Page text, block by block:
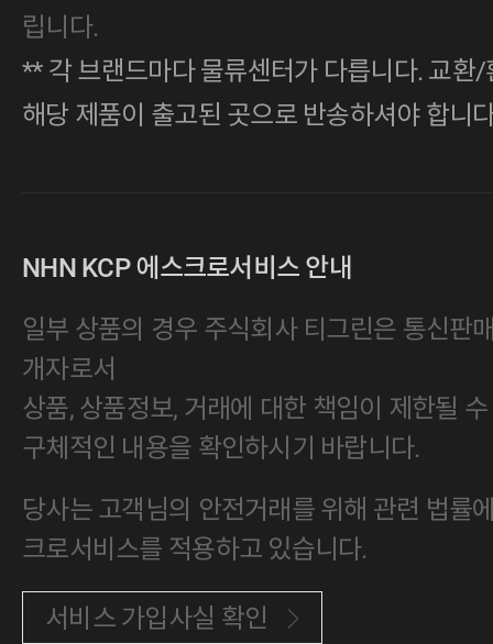
립니다.
** 각 브랜드마다 물류센터가 다릅니다. 교환
해당 제품이 출고된 곳으로 반송하셔야 합니
NHN KCP 에스크로서비스 안내
일부 상품의 경우 주식회사 티그린은 통신판
개자로서
상품, 상품정보, 거래에 대한 책임이 제한될
구체적인 내용을 확인하시기 바랍니다.
당사는 고객님의 안전거래를 위해 관련 법률
크로서비스를 적용하고 있습니다.
서비스 가입사실 확인